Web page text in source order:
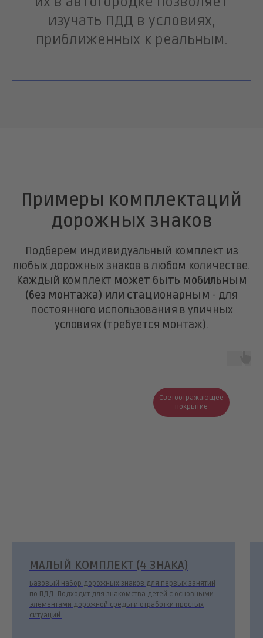
изучать ПДД в условиях,
приближенных к реальным.
Примеры комплектаций
дорожных знаков
Подберем индивидуальный комплект из
любых дорожных знаков в любом количестве.
Каждый комплект может быть мобильным
(без монтажа) или стационарным - для
постоянного использования в уличных
условиях (требуется монтаж).
Светоотражающее
покрытие
МАЛЫЙ КОМПЛЕКТ (4 ЗНАКА)
Базовый набор дорожных знаков для первых занятий
по ПДД. Подходит для знакомства детей с основными
элементами дорожной среды и отработки простых
ситуаций.